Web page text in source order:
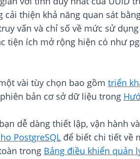
cải thiện khả năng quan sát
vấn và chỉ số về mức sử
ích mở rộng hiện có như
vài tùy chọn bao gồm triển
bản cơ sở dữ liệu trong
dễ dàng thiết lập, vận hành
PostgreSQL để biết chi tiết về
trong Bảng điều khiển quản